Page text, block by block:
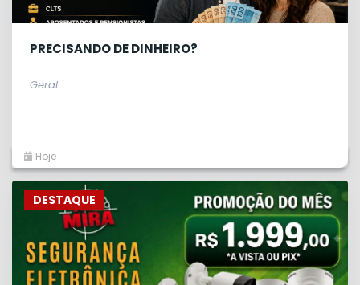
PRECISANDO DE DINHEIRO?
Geral
Hoje
DESTAQUE